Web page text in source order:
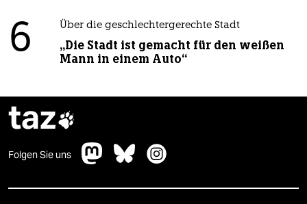
6 Über die geschlechtergerechte Stadt
„Die Stadt ist gemacht für den weißen
Mann in einem Auto“
taz
Folgen Sie uns